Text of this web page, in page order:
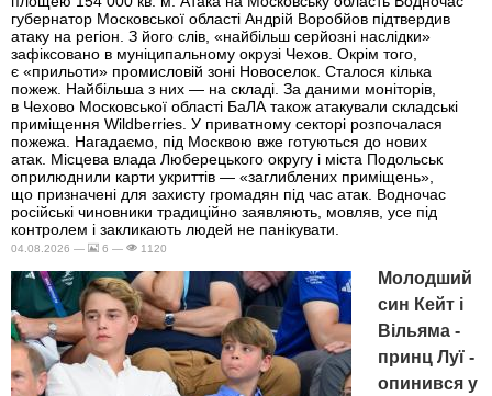
губернатор Московської області Андрій Воробйов підтвердив
атаку на регіон. З його слів, «найбільш серйозні наслідки»
зафіксовано в муніципальному окрузі Чехов. Окрім того,
є «прильоти» промисловій зоні Новоселок. Сталося кілька
пожеж. Найбільша з них — на складі. За даними моніторів,
в Чехово Московської області БаЛА також атакували складські
приміщення Wildberries. У приватному секторі розпочалася
пожежа. Нагадаємо, під Москвою вже готуються до нових
атак. Місцева влада Люберецького округу і міста Подольськ
оприлюднили карти укриттів — «заглиблених приміщень»,
що призначені для захисту громадян під час атак. Водночас
російські чиновники традиційно заявляють, мовляв, усе під
контролем і закликають людей не панікувати.
04.08.2026 — 6 — 1120
Молодший
син Кейт і
Вільяма -
принц Луї -
опинився у